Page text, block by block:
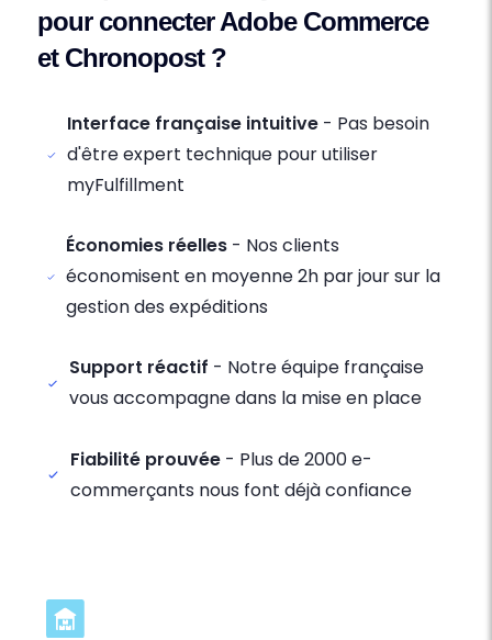
pour connecter Adobe Commerce
et Chronopost ?
Interface française intuitive - Pas besoin
d'être expert technique pour utiliser
myFulfillment
Économies réelles - Nos clients
économisent en moyenne 2h par jour sur la
gestion des expéditions
Support réactif - Notre équipe française
vous accompagne dans la mise en place
Fiabilité prouvée - Plus de 2000 e-
commerçants nous font déjà confiance